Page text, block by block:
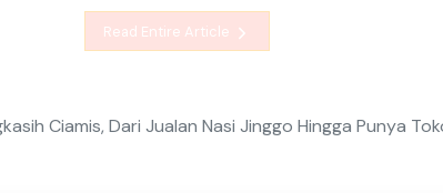
Read Entire Article
Ciamis, Dari Jualan Nasi Jinggo Hingga Punya